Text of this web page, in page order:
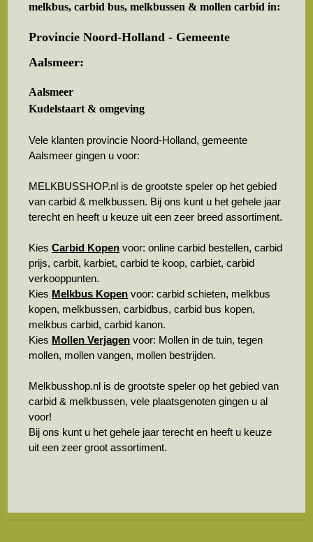
melkbus, carbid bus, melkbussen & mollen carbid in:
Provincie Noord-Holland - Gemeente
Aalsmeer:
Aalsmeer
Kudelstaart & omgeving
Vele klanten provincie Noord-Holland, gemeente
Aalsmeer gingen u voor:
MELKBUSSHOP.nl is de grootste speler op het gebied
van carbid & melkbussen. Bij ons kunt u het gehele jaar
terecht en heeft u keuze uit een zeer breed assortiment.
KiesCarbid Kopen voor: online carbid bestellen, carbid
prijs, carbit, karbiet, carbid te koop, carbiet, carbid
verkooppunten.
Kies Melkbus Kopen voor: carbid schieten, melkbus
kopen, melkbussen, carbidbus, carbid bus kopen,
melkbus carbid, carbid kanon.
Kies Mollen Verjagen voor: Mollen in de tuin, tegen
mollen, mollen vangen, mollen bestrijden.
Melkbusshop.nl is de grootste speler op het gebied van
carbid & melkbussen, vele plaatsgenoten gingen u al
voor!
Bij ons kunt u het gehele jaar terecht en heeft u keuze
uit een zeer groot assortiment.